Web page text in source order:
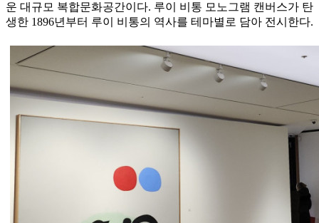
운 대규모 복합문화공간이다. 루이 비통 모노그램 캔버스가 탄
생한 1896년부터 루이 비통의 역사를 테마별로 담아 전시한다.